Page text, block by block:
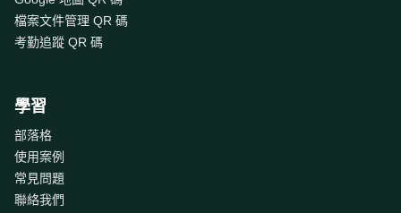
檔案文件管理 QR 碼
考勤追蹤 QR 碼
學習
部落格
使用案例
常見問題
聯絡我們